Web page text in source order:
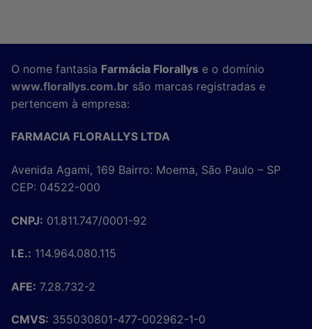
O nome fantasia Farmácia Florallys e o domínio
www.florallys.com.br são marcas registradas e
pertencem à empresa:
FARMACIA FLORALLYS LTDA
Avenida Agami, 169 Bairro: Moema, São Paulo – SP
CEP: 04522-000
CNPJ: 01.811.747/0001-92
I.E.: 114.964.080.115
AFE: 7.28.732-2
CMVS: 355030801-477-002962-1-0